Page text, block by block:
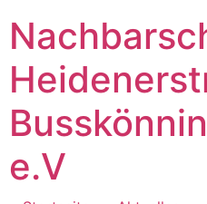
Inhalt
springen
e.V